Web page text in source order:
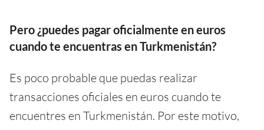
Pero ¿puedes pagar oficialmente en euros
cuando te encuentras en Turkmenistán?
Es poco probable que puedas realizar
transacciones oficiales en euros cuando te
encuentres en Turkmenistán. Por este motivo,